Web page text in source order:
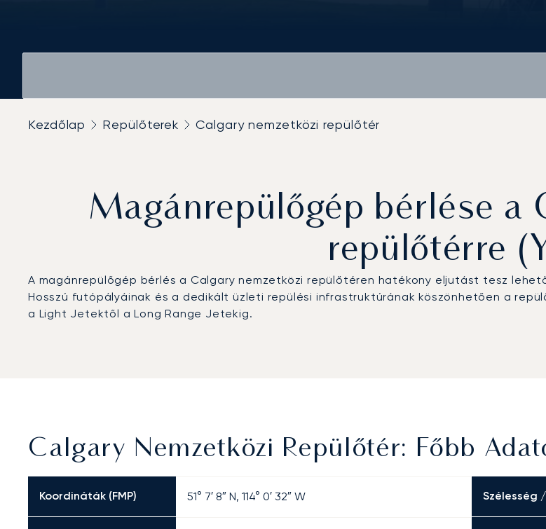
Kezdőlap Repülőterek Calgary nemzetközi repülőtér
Magánrepülőgép bérlése a
repülőtérre
A magánrepülőgép bérlés a Calgary nemzetközi repülőtéren hatékony eljutást tesz
Hosszú futópályáinak és a dedikált üzleti repülési infrastruktúrának köszönhetően a
a Light Jetektől a Long Range Jetekig.
Calgary Nemzetközi Repülőtér: Főbb
Koordináták (FMP) 51° 7′ 8″ N, 114° 0′ 32″ W Szélesség